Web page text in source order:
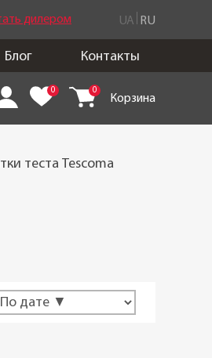
дилером UA RU
Блог Контакты
0 0
Корзина
теста Tescoma